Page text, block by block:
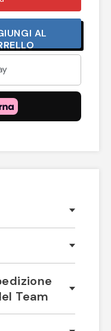
AL
Team